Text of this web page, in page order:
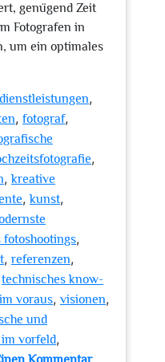
genügend Zeit
Fotografen in
um ein optimales
dienstleistungen,
, fotograf,
,
,kreative
,kunst,
fotoshootings,
, referenzen,
technisches know-
voraus, visionen,
und
vorfeld,